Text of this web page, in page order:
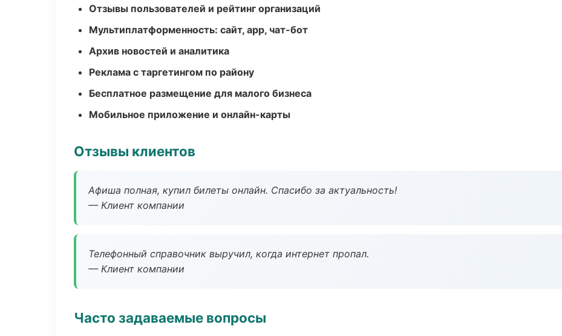
Отзывы пользователей и рейтинг организаций
Мультиплатформенность: сайт, app, чат-бот
Архив новостей и аналитика
Реклама с таргетингом по району
Бесплатное размещение для малого бизнеса
Мобильное приложение и онлайн-карты
Отзывы клиентов
Афиша полная, купил билеты онлайн. Спасибо за актуальность!
— Клиент компании
Телефонный справочник выручил, когда интернет пропал.
— Клиент компании
Часто задаваемые вопросы